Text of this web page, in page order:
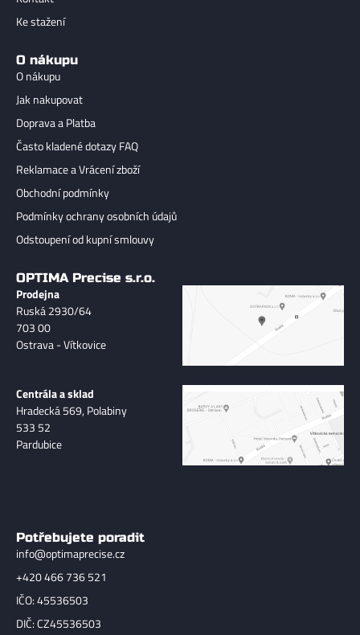
Ke stažení
O nákupu
O nákupu
Jak nakupovat
Doprava a Platba
Často kladené dotazy FAQ
Reklamace a Vrácení zboží
Obchodní podmínky
Podmínky ochrany osobních údajů
Odstoupení od kupní smlouvy
OPTIMA Precise s.r.o.
Prodejna
Ruská 2930/64
703 00
Ostrava - Vítkovice
Centrála a sklad
Hradecká 569, Polabiny
533 52
Pardubice
Potřebujete poradit
info@optimaprecise.cz
+420 466 736 521
IČO: 45536503
DIČ: CZ45536503